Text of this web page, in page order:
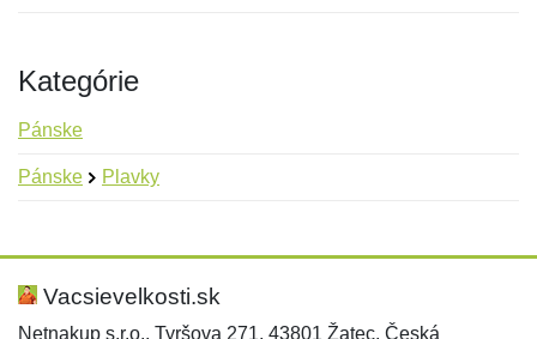
Kategórie
Pánske
Pánske Plavky
Hodnotenie:
Meno:
Vacsievelkosti.sk
Netnakup s.r.o., Tyršova 271, 43801 Žatec, Česká